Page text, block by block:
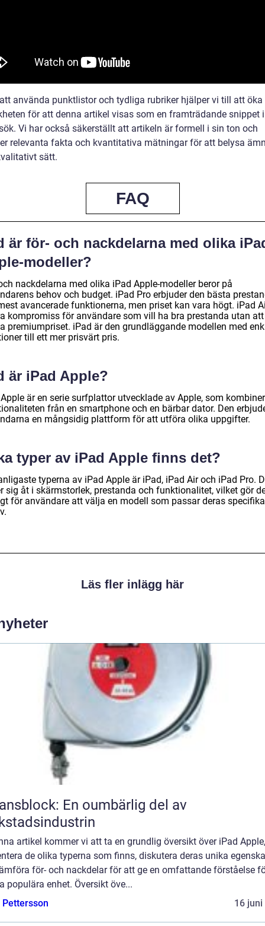
använda punktlistor och tydliga rubriker hjälper vi till att öka
för att denna artikel visas som en framträdande snippet
Vi har också säkerställt att artikeln är formell i sin ton och
relevanta fakta och kvantitativa mätningar för att belysa
sätt.
FAQ
är för- och nackdelarna med olika
modeller?
nackdelarna med olika iPad Apple-modeller beror på
behov och budget. iPad Pro erbjuder den bästa
avancerade funktionerna, men priset kan vara högt. iPad
kompromiss för användare som vill ha bra prestanda utan att
premiumpriset. iPad är den grundläggande modellen med
till ett mer prisvärt pris.
är iPad Apple?
är en serie surfplattor utvecklade av Apple, som
från en smartphone och en bärbar dator. Den
en mångsidig plattform för att utföra olika uppgifter.
typer av iPad Apple finns det?
typerna av iPad Apple är iPad, iPad Air och iPad Pro.
sig åt i skärmstorlek, prestanda och funktionalitet, vilket gör
för användare att välja en modell som passar deras specifika
Läs fler inlägg här
En oumbärlig del av
artikel kommer vi att ta en grundlig översikt över iPad Apple,
de olika typerna som finns, diskutera deras unika
för- och nackdelar för att ge en omfattande förståelse
populära enhet. Översikt öve...
16 juni